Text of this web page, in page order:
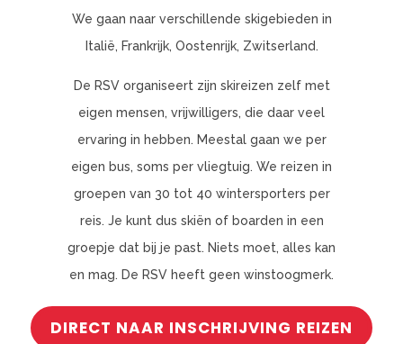
We gaan naar verschillende skigebieden in
Italië, Frankrijk, Oostenrijk, Zwitserland.
De RSV organiseert zijn skireizen zelf met
eigen mensen, vrijwilligers, die daar veel
ervaring in hebben. Meestal gaan we per
eigen bus, soms per vliegtuig. We reizen in
groepen van 30 tot 40 wintersporters per
reis. Je kunt dus skiën of boarden in een
groepje dat bij je past. Niets moet, alles kan
en mag. De RSV heeft geen winstoogmerk.
DIRECT NAAR INSCHRIJVING REIZEN